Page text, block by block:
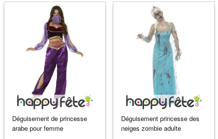
Déguisement de princesse
arabe pour femme
Déguisement princesse des
neiges zombie adulte